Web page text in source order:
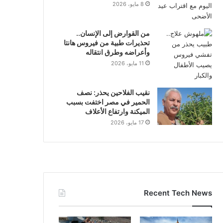
8 مايو، 2026
من القوارض إلى الإنسان..
تحذيرات طبية من فيروس هانتا
وأعراضه وطرق انتقاله
11 مايو، 2026
نقيب الفلاحين يحذر: نصف
الحمير في مصر اختفت بسبب
الميكنة وارتفاع الأعلاف
17 مايو، 2026
Recent Tech News